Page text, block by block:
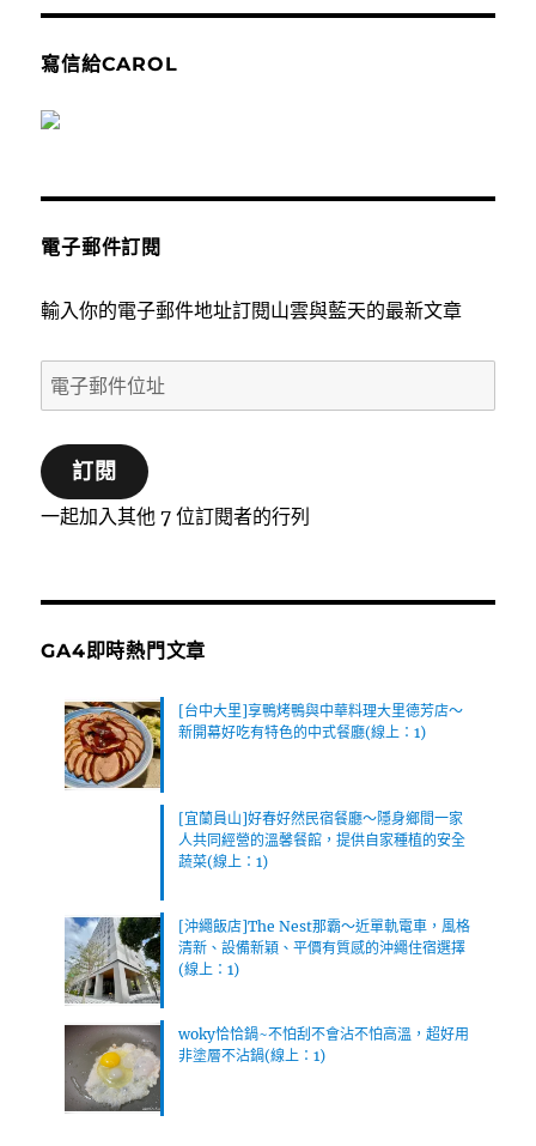
寫信給CAROL
電子郵件訂閱
輸入你的電子郵件地址訂閱山雲與藍天的最新文章
電
子
郵
件
位
訂閱
一起加入其他 7 位訂閱者的行列
GA4即時熱門文章
[台中大里]享鴨烤鴨與中華料理大里德芳店～
新開幕好吃有特色的中式餐廳(線上：1)
[宜蘭員山]好春好然民宿餐廳～隱身鄉間一家
人共同經營的溫馨餐館，提供自家種植的安全
蔬菜(線上：1)
[沖繩飯店]The Nest那霸～近單軌電車，風格
清新、設備新穎、平價有質感的沖繩住宿選擇
(線上：1)
woky恰恰鍋~不怕刮不會沾不怕高溫，超好用
非塗層不沾鍋(線上：1)